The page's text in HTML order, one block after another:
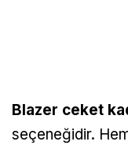
Blazer ceket
seçeneğidir.